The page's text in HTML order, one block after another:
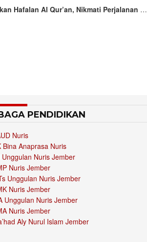
Hafalan Al Qur’an, Nikmati Perjalanan …
PENDIDIKAN
Nuris
Bina Anaprasa Nuris
Unggulan Nuris Jember
Nuris Jember
Unggulan Nuris Jember
Nuris Jember
Unggulan Nuris Jember
Nuris Jember
Aly Nurul Islam Jember